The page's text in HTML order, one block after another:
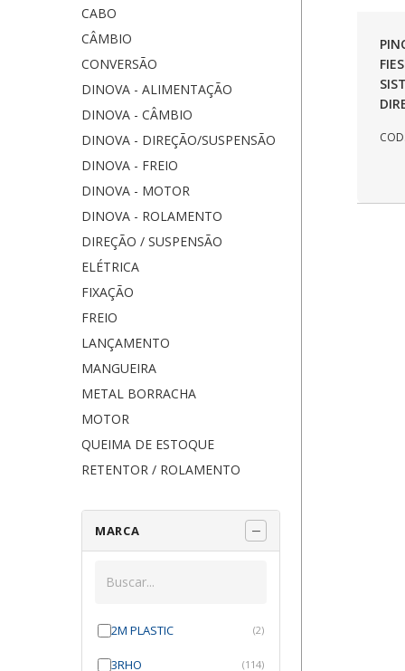
CABO
CÂMBIO
CONVERSÃO
DINOVA - ALIMENTAÇÃO
DINOVA - CÂMBIO
DINOVA - DIREÇÃO/SUSPENSÃO
DINOVA - FREIO
DINOVA - MOTOR
DINOVA - ROLAMENTO
DIREÇÃO / SUSPENSÃO
ELÉTRICA
FIXAÇÃO
FREIO
LANÇAMENTO
MANGUEIRA
METAL BORRACHA
MOTOR
QUEIMA DE ESTOQUE
RETENTOR / ROLAMENTO
MARCA
2M PLASTIC (2)
3RHO (114)